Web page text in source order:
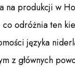
na produkcji w
co odróżnia ten
języka
z głównych